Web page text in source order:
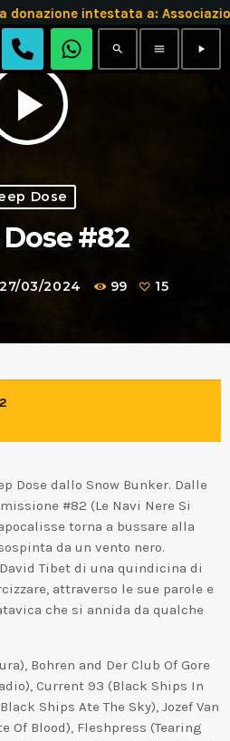
intestata a:
search menu play_arrow
play_arrow
Dose
#82
27/03/2024 99 15
Dose dallo Snow Bunker. Dalle
#82 (Le Navi Nere Si
torna a bussare alla
da un vento nero.
Tibet di una quindicina di
attraverso le sue parole e
che si annida da qualche
Bohren and Der Club Of Gore
Current 93 (Black Ships In
Ships Ate The Sky), Jozef Van
Of Blood), Fleshpress (Tearing